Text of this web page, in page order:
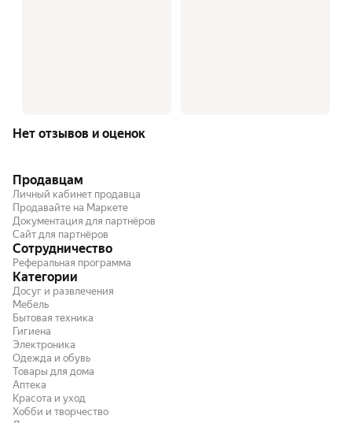
Нет отзывов и оценок
Продавцам
Личный кабинет продавца
Продавайте на Маркете
Документация для партнёров
Сайт для партнёров
Сотрудничество
Реферальная программа
Категории
Досуг и развлечения
Мебель
Бытовая техника
Гигиена
Электроника
Одежда и обувь
Товары для дома
Аптека
Красота и уход
Хобби и творчество